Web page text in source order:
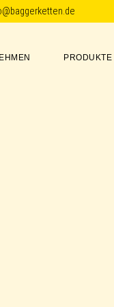
PRODUKTE